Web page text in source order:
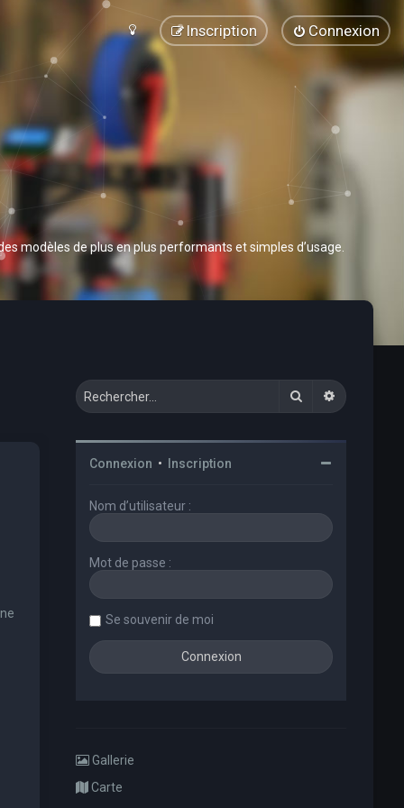
Connexion
Inscription
modèles de plus en plus performants et simples d’usage.
Rechercher
Connexion • Inscription
Nom d’utilisateur :
Mot de passe :
Se souvenir de moi
Gallerie
Carte